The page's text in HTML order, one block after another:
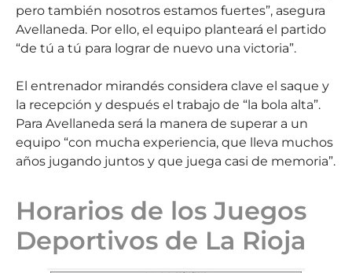
pero también nosotros estamos fuertes”, asegura
Avellaneda. Por ello, el equipo planteará el partido
“de tú a tú para lograr de nuevo una victoria”.
El entrenador mirandés considera clave el saque y
la recepción y después el trabajo de “la bola alta”.
Para Avellaneda será la manera de superar a un
equipo “con mucha experiencia, que lleva muchos
años jugando juntos y que juega casi de memoria”.
Horarios de los Juegos
Deportivos de La Rioja